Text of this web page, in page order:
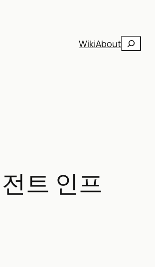
WikiAbout검
트 인프